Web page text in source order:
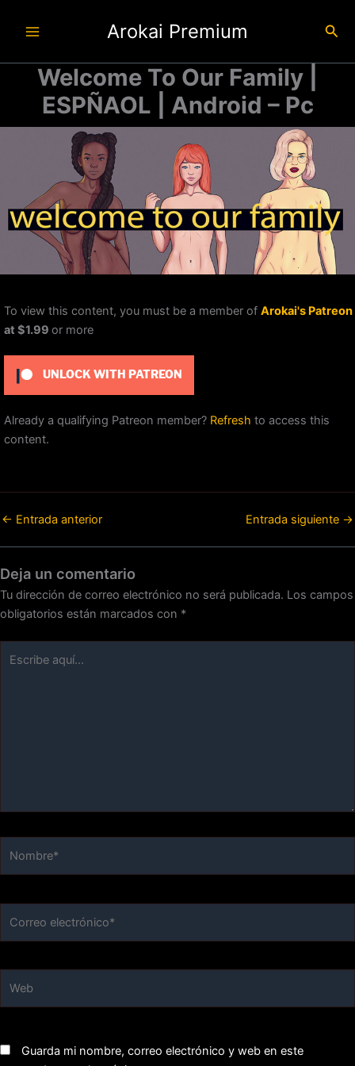
Arokai Premium
Welcome To Our Family |
ESPÑAOL | Android – Pc
To view this content, you must be a member of Arokai's Patreon
at $1.99 or more
UNLOCK WITH PATREON
Already a qualifying Patreon member? Refresh to access this
content.
← Entrada anterior Entrada siguiente →
Deja un comentario
Tu dirección de correo electrónico no será publicada. Los campos
obligatorios están marcados con *
aquí...
electrónico*
Guarda mi nombre, correo electrónico y web en este